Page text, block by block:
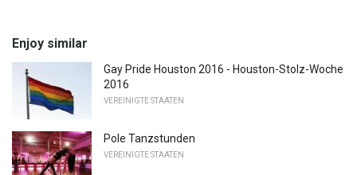
Enjoy similar
Gay Pride Houston 2016 - Houston-Stolz-Woche
2016
VEREINIGTE STAATEN
Pole Tanzstunden
VEREINIGTE STAATEN